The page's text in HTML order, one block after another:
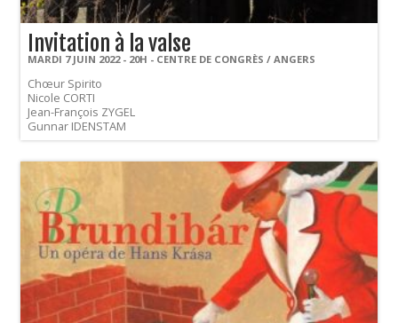
Invitation à la valse
MARDI 7 JUIN 2022 - 20H - CENTRE DE CONGRÈS / ANGERS
Chœur Spirito
Nicole CORTI
Jean-François ZYGEL
Gunnar IDENSTAM